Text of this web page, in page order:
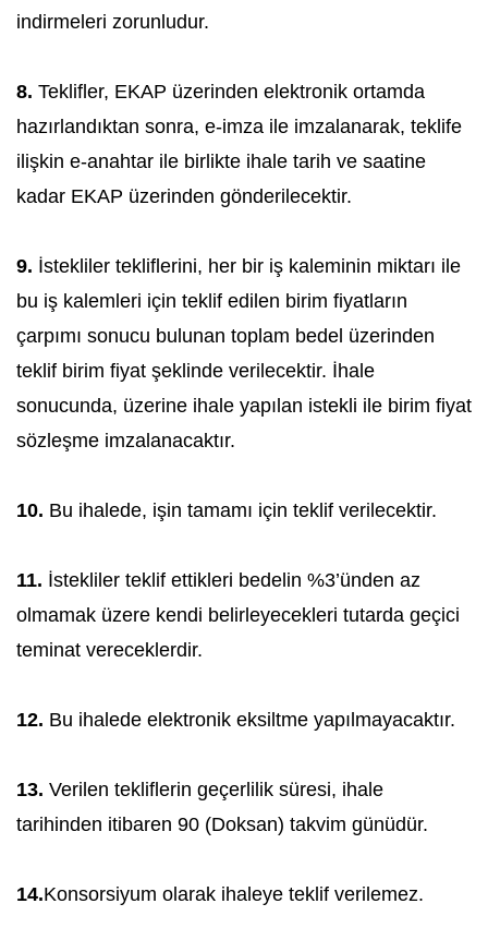
indirmeleri zorunludur.
8. Teklifler, EKAP üzerinden elektronik ortamda
hazırlandıktan sonra, e-imza ile imzalanarak, teklife
ilişkin e-anahtar ile birlikte ihale tarih ve saatine
kadar EKAP üzerinden gönderilecektir.
9. İstekliler tekliflerini, her bir iş kaleminin miktarı ile
bu iş kalemleri için teklif edilen birim fiyatların
çarpımı sonucu bulunan toplam bedel üzerinden
teklif birim fiyat şeklinde verilecektir. İhale
sonucunda, üzerine ihale yapılan istekli ile birim fiyat
sözleşme imzalanacaktır.
10. Bu ihalede, işin tamamı için teklif verilecektir.
11. İstekliler teklif ettikleri bedelin %3’ünden az
olmamak üzere kendi belirleyecekleri tutarda geçici
teminat vereceklerdir.
12. Bu ihalede elektronik eksiltme yapılmayacaktır.
13. Verilen tekliflerin geçerlilik süresi, ihale
tarihinden itibaren 90 (Doksan) takvim günüdür.
14.Konsorsiyum olarak ihaleye teklif verilemez.